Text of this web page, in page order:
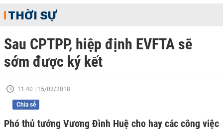
THỜI SỰ
Sau CPTPP, hiệp định EVFTA sẽ
sớm được ký kết
11:40 | 15/03/2018
Chia sẻ
Phó thủ tướng Vương Đình Huệ cho hay các công việc